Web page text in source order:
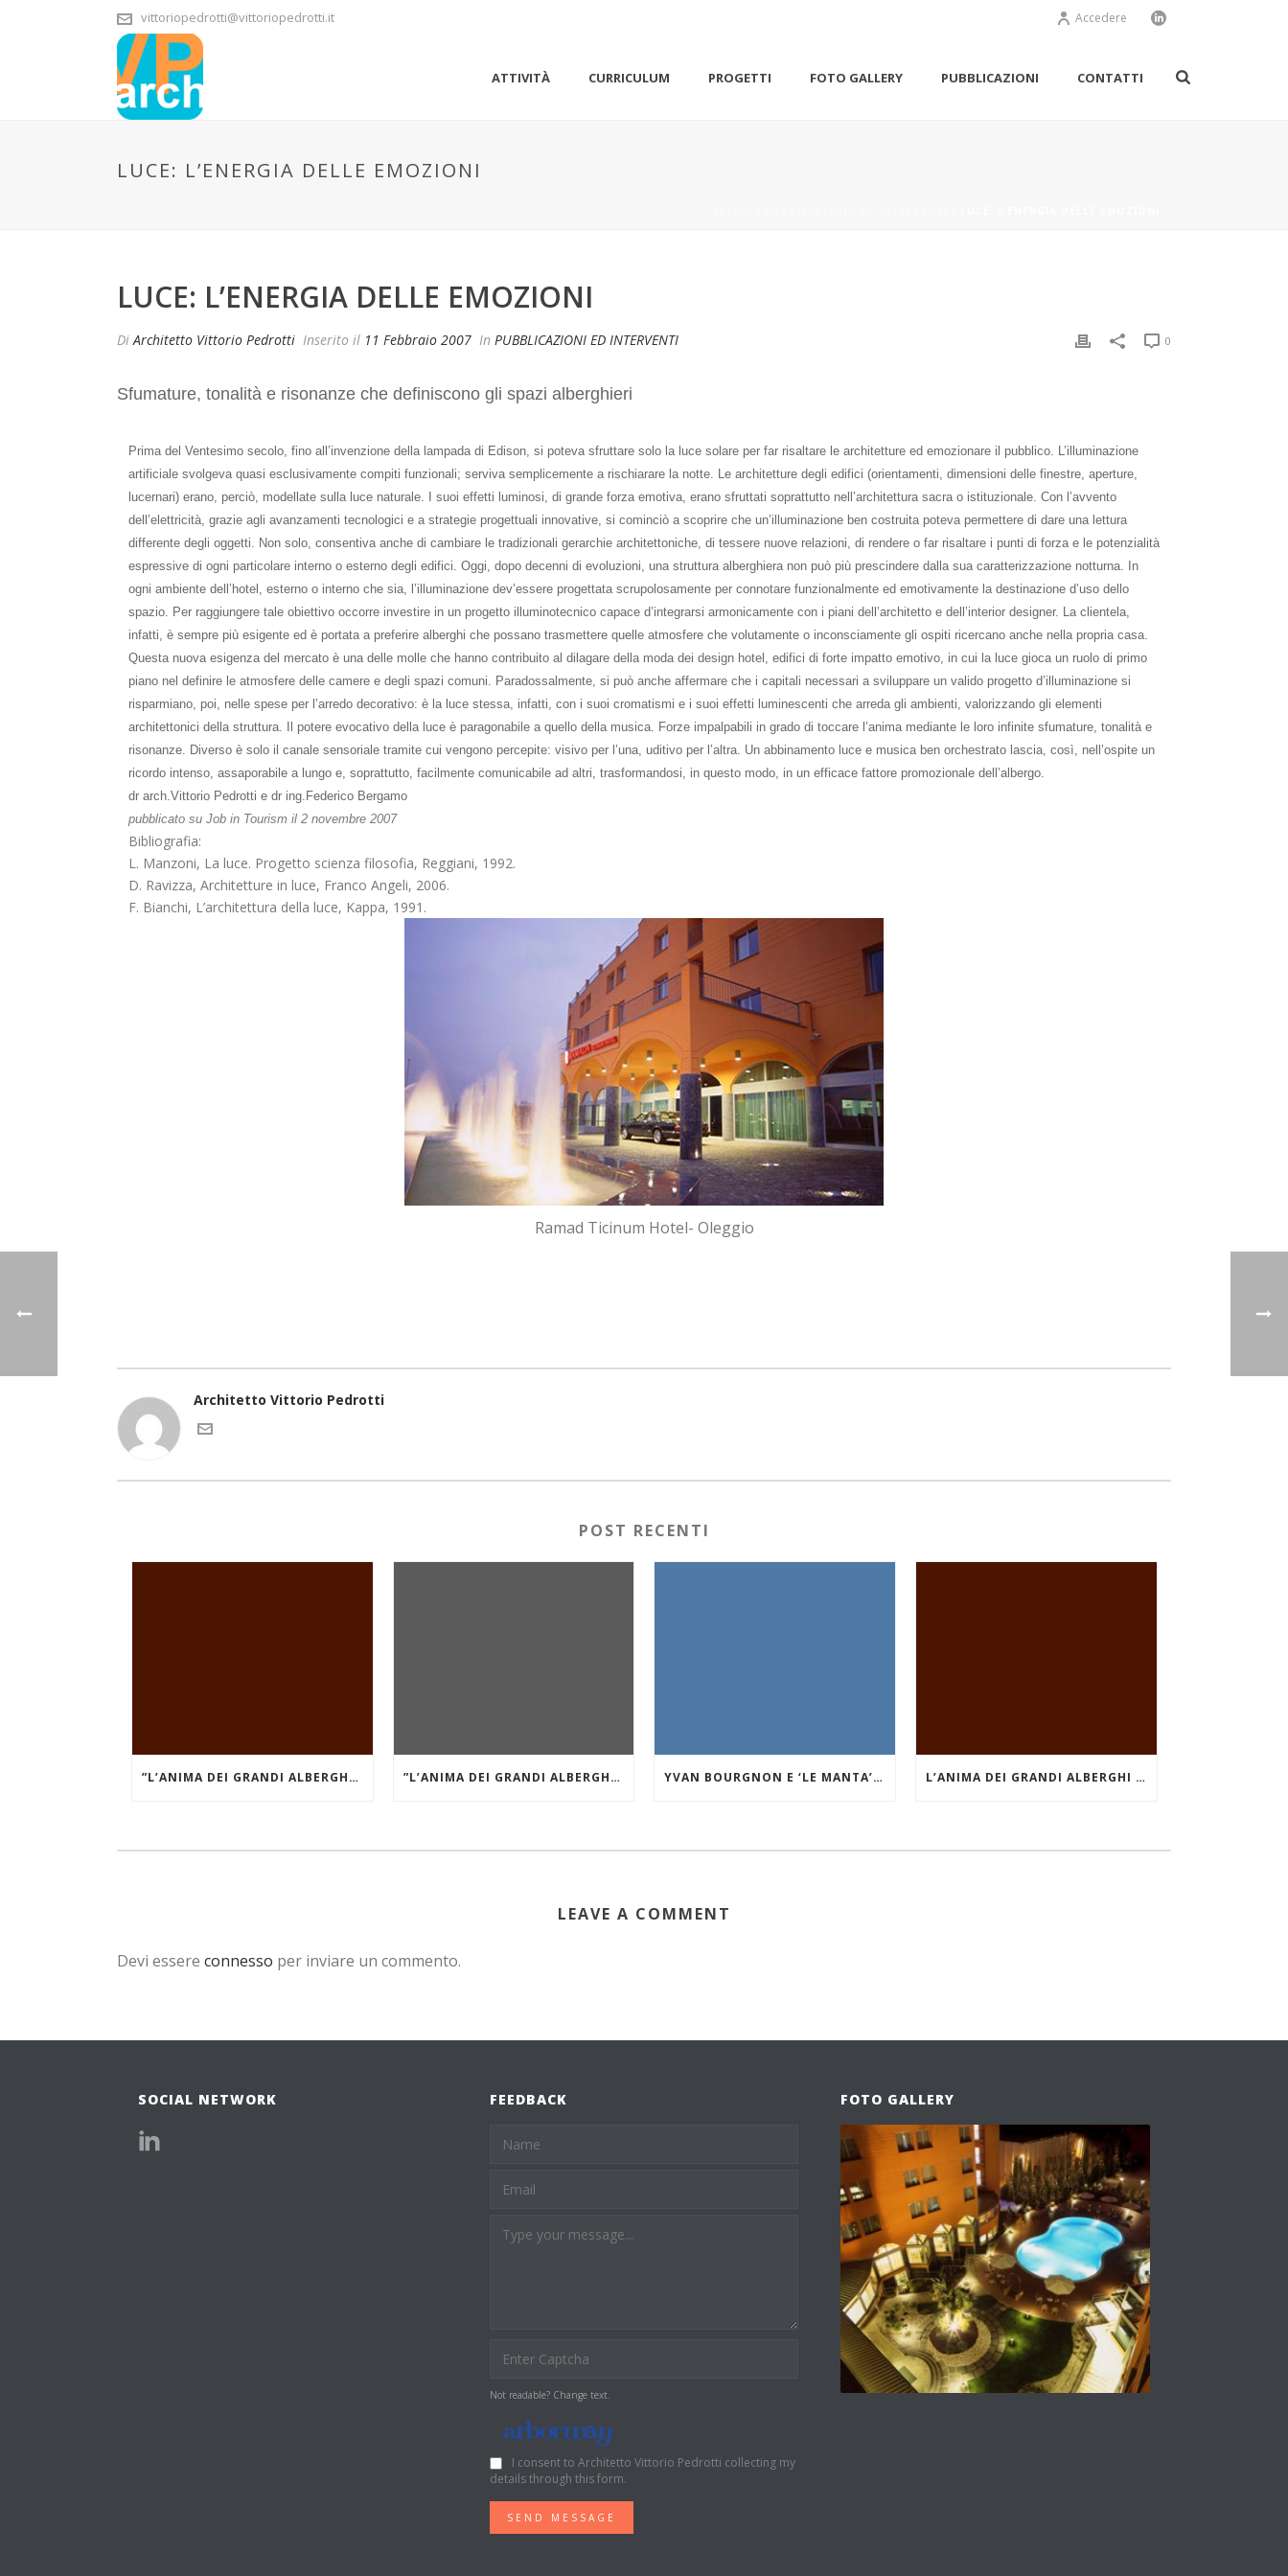
vittoriopedrotti@vittoriopedrotti.it Accedere
ATTIVITÀ CURRICULUM PROGETTI FOTO GALLERY PUBBLICAZIONI CONTATTI
LUCE: L’ENERGIA DELLE EMOZIONI
LUCE: L’ENERGIA DELLE EMOZIONI
DiArchitetto Vittorio Pedrotti Inserito il 11 Febbraio 2007 In PUBBLICAZIONI ED INTERVENTI 0
Sfumature, tonalità e risonanze che definiscono gli spazi alberghieri
Prima del Ventesimo secolo, fino all’invenzione della lampada di Edison, si poteva sfruttare solo la luce solare per far risaltare le architetture ed emozionare il pubblico. L’illuminazione
artificiale svolgeva quasi esclusivamente compiti funzionali; serviva semplicemente a rischiarare la notte. Le architetture degli edifici (orientamenti, dimensioni delle finestre, aperture,
lucernari) erano, perciò, modellate sulla luce naturale. I suoi effetti luminosi, di grande forza emotiva, erano sfruttati soprattutto nell’architettura sacra o istituzionale. Con l’avvento
dell’elettricità, grazie agli avanzamenti tecnologici e a strategie progettuali innovative, si cominciò a scoprire che un’illuminazione ben costruita poteva permettere di dare una lettura
differente degli oggetti. Non solo, consentiva anche di cambiare le tradizionali gerarchie architettoniche, di tessere nuove relazioni, di rendere o far risaltare i punti di forza e le potenzialità
espressive di ogni particolare interno o esterno degli edifici. Oggi, dopo decenni di evoluzioni, una struttura alberghiera non può più prescindere dalla sua caratterizzazione notturna. In
ogni ambiente dell’hotel, esterno o interno che sia, l’illuminazione dev’essere progettata scrupolosamente per connotare funzionalmente ed emotivamente la destinazione d’uso dello
spazio. Per raggiungere tale obiettivo occorre investire in un progetto illuminotecnico capace d’integrarsi armonicamente con i piani dell’architetto e dell’interior designer. La clientela,
infatti, è sempre più esigente ed è portata a preferire alberghi che possano trasmettere quelle atmosfere che volutamente o inconsciamente gli ospiti ricercano anche nella propria casa.
Questa nuova esigenza del mercato è una delle molle che hanno contribuito al dilagare della moda dei design hotel, edifici di forte impatto emotivo, in cui la luce gioca un ruolo di primo
piano nel definire le atmosfere delle camere e degli spazi comuni. Paradossalmente, si può anche affermare che i capitali necessari a sviluppare un valido progetto d’illuminazione si
risparmiano, poi, nelle spese per l’arredo decorativo: è la luce stessa, infatti, con i suoi cromatismi e i suoi effetti luminescenti che arreda gli ambienti, valorizzando gli elementi
architettonici della struttura. Il potere evocativo della luce è paragonabile a quello della musica. Forze impalpabili in grado di toccare l’anima mediante le loro infinite sfumature, tonalità e
risonanze. Diverso è solo il canale sensoriale tramite cui vengono percepite: visivo per l’una, uditivo per l’altra. Un abbinamento luce e musica ben orchestrato lascia, così, nell’ospite un
ricordo intenso, assaporabile a lungo e, soprattutto, facilmente comunicabile ad altri, trasformandosi, in questo modo, in un efficace fattore promozionale dell’albergo.
dr arch.Vittorio Pedrotti e dr ing.Federico Bergamo
pubblicato su Job in Tourism il 2 novembre 2007
Bibliografia:
L. Manzoni, La luce. Progetto scienza filosofia, Reggiani, 1992.
D. Ravizza, Architetture in luce, Franco Angeli, 2006.
F. Bianchi, L’architettura della luce, Kappa, 1991.
Ramad Ticinum Hotel- Oleggio
Architetto Vittorio Pedrotti
POST RECENTI
”L’ANIMA DEI GRANDI ALBERGHI DI MARE E DEI LAGHI.” GRAND HÔTEL DES ILES BORROMÉES ”L’ANIMA DEI GRANDI ALBERGHI DI MARE E DEI LAGHI.” VILLA D’ESTE SUL LAGO DI COMO YVAN BOURGNON E ‘LE MANTA’: INTERVISTA AL GRANDE NAVIGATORE OCEANICO L’ANIMA DEI GRANDI ALBERGHI DI MARE E DEI LAGHI. IL GRAND HOTEL MIRAMARE DI SANTA MARGHERITA LIGURE
LEAVE A COMMENT
Devi essere connesso per inviare un commento.
SOCIAL NETWORK FEEDBACK
Not readable? Change text.
I consent to Architetto Vittorio Pedrotti collecting my
details through this form.
SEND MESSAGE
FOTO GALLERY